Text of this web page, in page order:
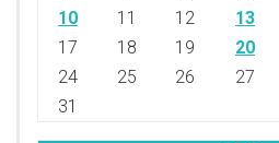
10
11 12 13
17
18 19 20
24
25 26 27
31